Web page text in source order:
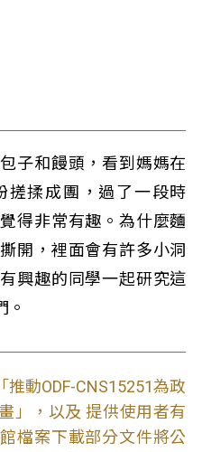
子和饅頭，看到媽媽在
搓揉成團，過了一段時
得非常有趣。為什麼麵
開，裡面會有許多小洞
興趣的同學一起研究這
。
推動ODF-CNS15251為政
」，以及 提供使用者有
檔案下載部分文件將公